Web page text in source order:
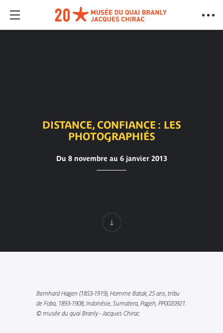
DISTANCE, CONFIANCE : LES
PHOTOGRAPHIÉS
Du 8 novembre au 6 janvier 2013
Bernhard Hagen (1853-1919), Homme Batak, 25 ans, tribu
de Foba, 1893-1908, Indonésie, Sumatera, Pageh, PP0020921.
© musée du quai Branly - Jacques Chirac